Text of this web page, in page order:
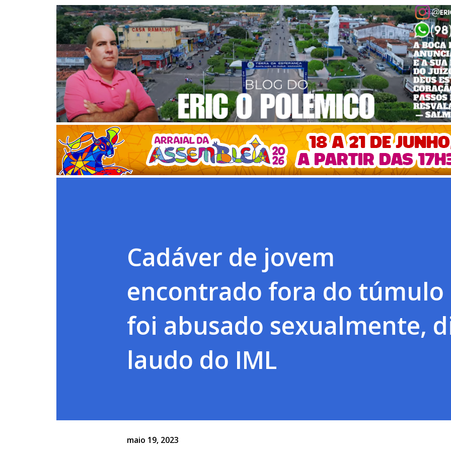
Pular para o conteúdo principal
Cadáver de jovem
encontrado fora do túmulo
foi abusado sexualmente,
laudo do IML
maio 19, 2023